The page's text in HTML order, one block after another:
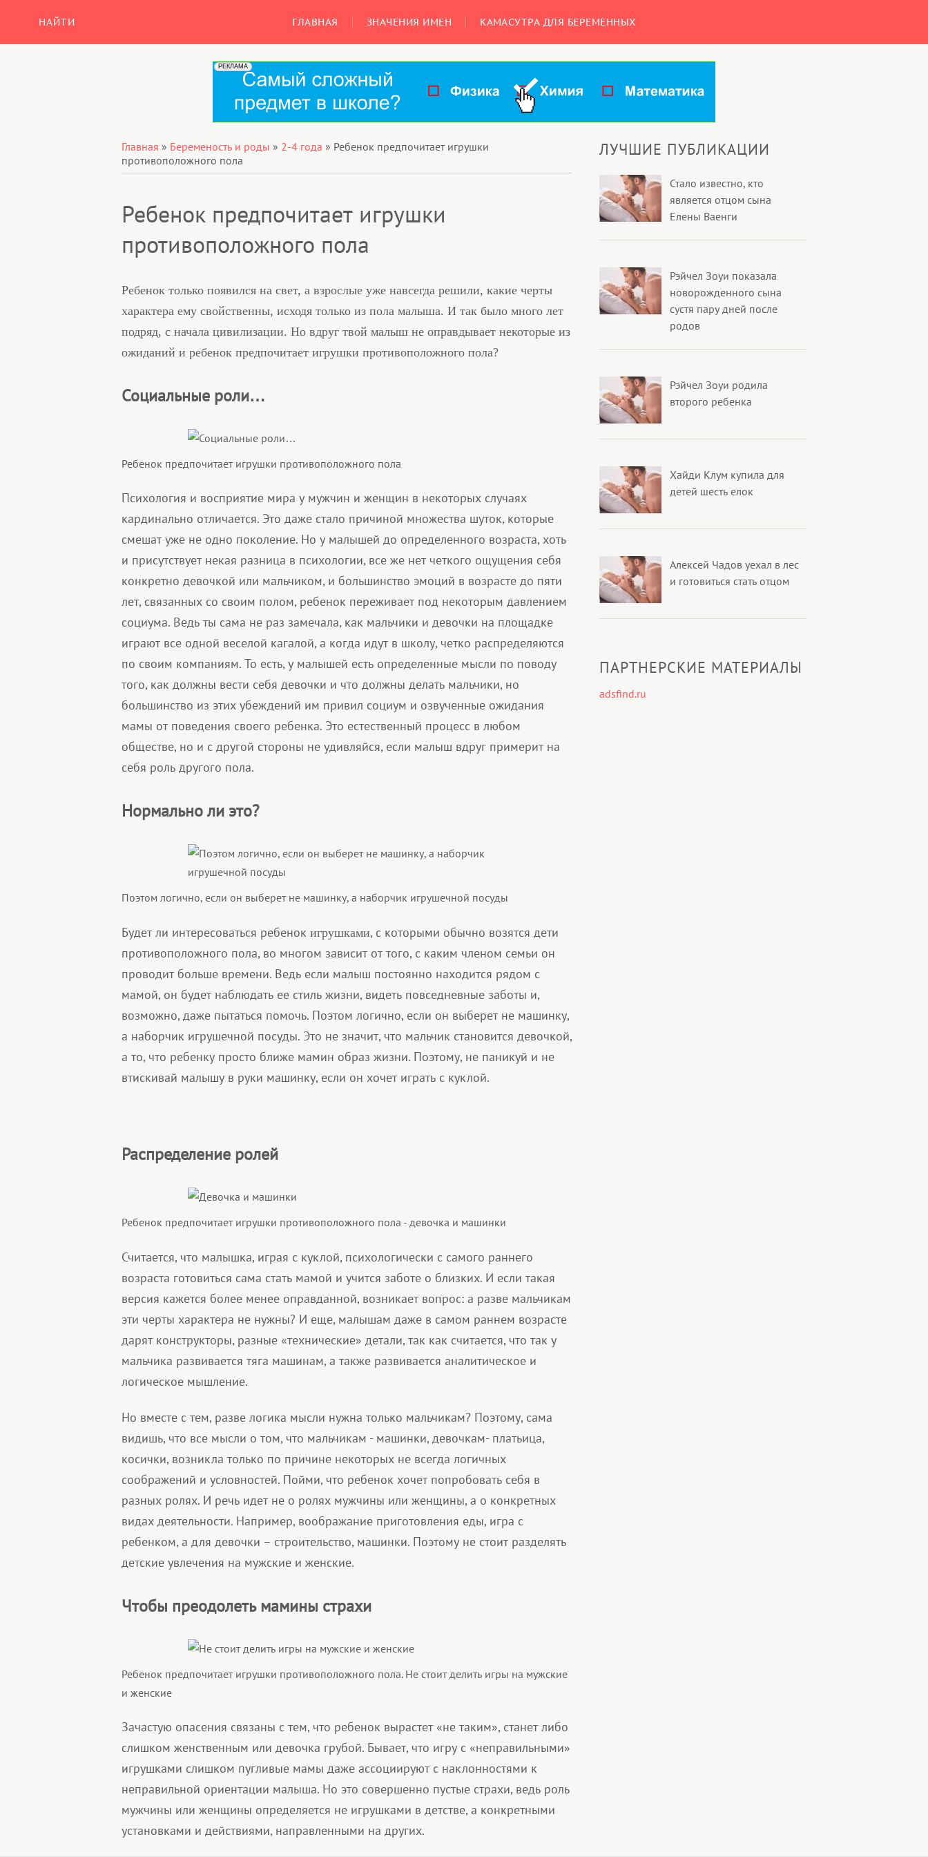
НАЙТИ ГЛАВНАЯ ЗНАЧЕНИЯ ИМЕН КАМАСУТРА ДЛЯ БЕРЕМЕННЫХ
ЛУЧШИЕ ПУБЛИКАЦИИ
Стало известно, кто
является отцом сына
Елены Ваенги
Рэйчел Зоуи показала
новорожденного сына
сустя пару дней после
родов
Рэйчел Зоуи родила
второго ребенка
Хайди Клум купила для
детей шесть елок
Алексей Чадов уехал в лес
и готовиться стать отцом
ПАРТНЕРСКИЕ МАТЕРИАЛЫ
adsfind.ru
Главная » Беременость и роды » 2-4 года » Ребенок предпочитает игрушки
противоположного пола
Ребенок предпочитает игрушки
противоположного пола
Ребенок только появился на свет, а взрослые уже навсегда решили, какие черты
характера ему свойственны, исходя только из пола малыша. И так было много лет
подряд, с начала цивилизации. Но вдруг твой малыш не оправдывает некоторые из
ожиданий и ребенок предпочитает игрушки противоположного пола?
Социальные роли…
Ребенок предпочитает игрушки противоположного пола
Психология и восприятие мира у мужчин и женщин в некоторых случаях
кардинально отличается. Это даже стало причиной множества шуток, которые
смешат уже не одно поколение. Но у малышей до определенного возраста, хоть
и присутствует некая разница в психологии, все же нет четкого ощущения себя
конкретно девочкой или мальчиком, и большинство эмоций в возрасте до пяти
лет, связанных со своим полом, ребенок переживает под некоторым давлением
социума. Ведь ты сама не раз замечала, как мальчики и девочки на площадке
играют все одной веселой кагалой, а когда идут в школу, четко распределяются
по своим компаниям. То есть, у малышей есть определенные мысли по поводу
того, как должны вести себя девочки и что должны делать мальчики, но
большинство из этих убеждений им привил социум и озвученные ожидания
мамы от поведения своего ребенка. Это естественный процесс в любом
обществе, но и с другой стороны не удивляйся, если малыш вдруг примерит на
себя роль другого пола.
Нормально ли это?
Поэтом логично, если он выберет не машинку, а наборчик игрушечной посуды
Будет ли интересоваться ребенок игрушками, с которыми обычно возятся дети
противоположного пола, во многом зависит от того, с каким членом семьи он
проводит больше времени. Ведь если малыш постоянно находится рядом с
мамой, он будет наблюдать ее стиль жизни, видеть повседневные заботы и,
возможно, даже пытаться помочь. Поэтом логично, если он выберет не машинку,
а наборчик игрушечной посуды. Это не значит, что мальчик становится девочкой,
а то, что ребенку просто ближе мамин образ жизни. Поэтому, не паникуй и не
втискивай малышу в руки машинку, если он хочет играть с куклой.
Распределение ролей
Ребенок предпочитает игрушки противоположного пола - девочка и машинки
Считается, что малышка, играя с куклой, психологически с самого раннего
возраста готовиться сама стать мамой и учится заботе о близких. И если такая
версия кажется более менее оправданной, возникает вопрос: а разве мальчикам
эти черты характера не нужны? И еще, малышам даже в самом раннем возрасте
дарят конструкторы, разные «технические» детали, так как считается, что так у
мальчика развивается тяга машинам, а также развивается аналитическое и
логическое мышление.
Но вместе с тем, разве логика мысли нужна только мальчикам? Поэтому, сама
видишь, что все мысли о том, что мальчикам - машинки, девочкам- платьица,
косички, возникла только по причине некоторых не всегда логичных
соображений и условностей. Пойми, что ребенок хочет попробовать себя в
разных ролях. И речь идет не о ролях мужчины или женщины, а о конкретных
видах деятельности. Например, воображание приготовления еды, игра с
ребенком, а для девочки – строительство, машинки. Поэтому не стоит разделять
детские увлечения на мужские и женские.
Чтобы преодолеть мамины страхи
Ребенок предпочитает игрушки противоположного пола. Не стоит делить игры на мужские
и женские
Зачастую опасения связаны с тем, что ребенок вырастет «не таким», станет либо
слишком женственным или девочка грубой. Бывает, что игру с «неправильными»
игрушками слишком пугливые мамы даже ассоциируют с наклонностями к
неправильной ориентации малыша. Но это совершенно пустые страхи, ведь роль
мужчины или женщины определяется не игрушками в детстве, а конкретными
установками и действиями, направленными на других.